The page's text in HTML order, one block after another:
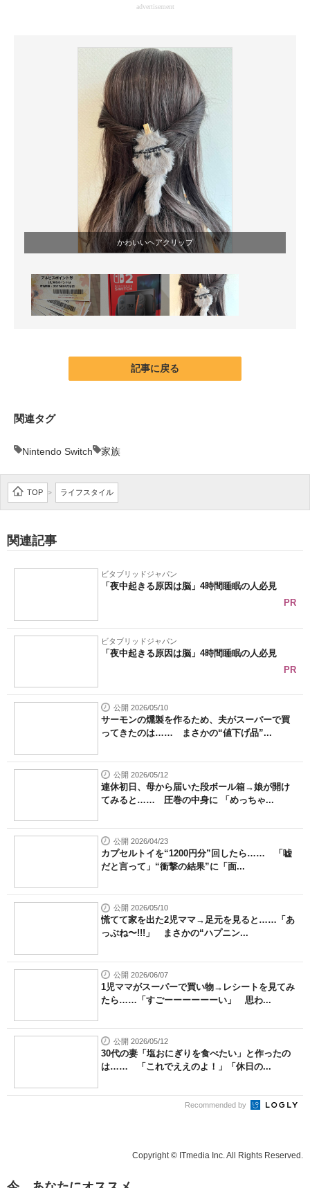
advertisement
かわいいヘアクリップ
記事に戻る
関連タグ
Nintendo Switch 家族
TOP > ライフスタイル
関連記事
ビタブリッドジャパン
「夜中起きる原因は脳」4時間睡眠の人必見
PR
ビタブリッドジャパン
「夜中起きる原因は脳」4時間睡眠の人必見
PR
公開 2026/05/10
サーモンの燻製を作るため、夫がスーパーで買
ってきたのは…… まさかの“値下げ品”...
公開 2026/05/12
連休初日、母から届いた段ボール箱→娘が開け
てみると…… 圧巻の中身に 「めっちゃ...
公開 2026/04/23
カプセルトイを“1200円分”回したら…… 「嘘
だと言って」“衝撃の結果”に「面...
公開 2026/05/10
慌てて家を出た2児ママ→足元を見ると……「あ
っぶね〜!!!」 まさかの“ハプニン...
公開 2026/06/07
1児ママがスーパーで買い物→レシートを見てみ
たら……「すごーーーーーーい」 思わ...
公開 2026/05/12
30代の妻「塩おにぎりを食べたい」と作ったの
は…… 「これでええのよ！」「休日の...
Recommended by
Copyright © ITmedia Inc. All Rights Reserved.